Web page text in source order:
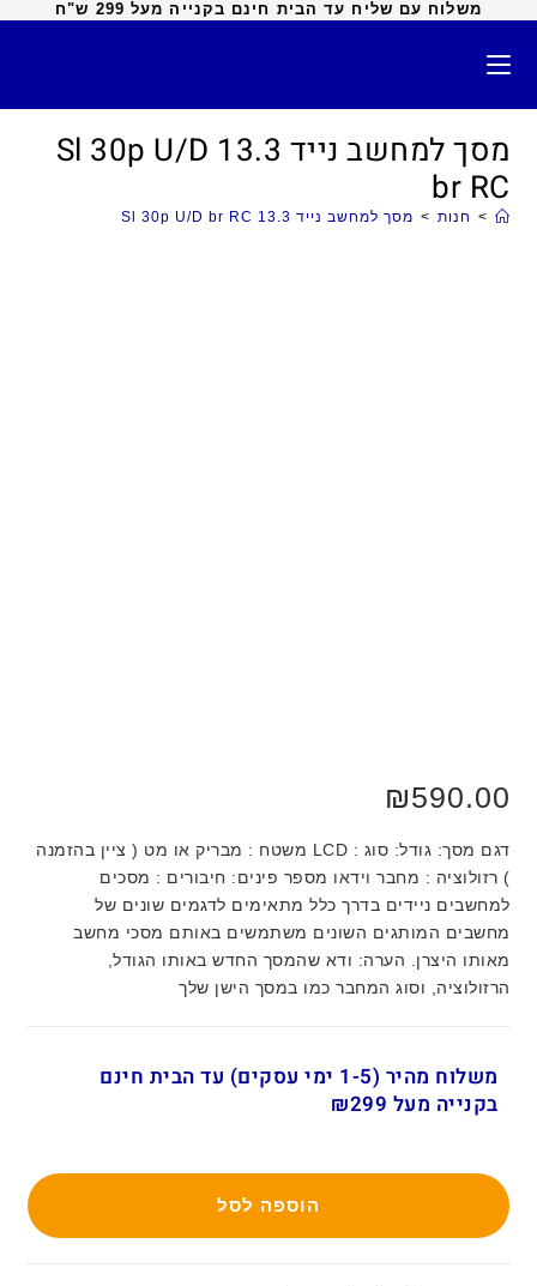
משלוח עם שליח עד הבית חינם בקנייה מעל 299 ש"ח
מסך למחשב נייד 13.3 Sl 30p U/D
br RC
> חנות > מסך למחשב נייד 13.3 Sl 30p U/D br RC
₪590.00
דגם מסך: גודל: סוג : LCD משטח : מבריק או מט ( ציין בהזמנה
) רזולוציה : מחבר וידאו מספר פינים: חיבורים : מסכים
למחשבים ניידים בדרך כלל מתאימים לדגמים שונים של
מחשבים המותגים השונים משתמשים באותם מסכי מחשב
מאותו היצרן. הערה: ודא שהמסך החדש באותו הגודל,
הרזולוציה, וסוג המחבר כמו במסך הישן שלך
משלוח מהיר (1-5 ימי עסקים) עד הבית חינם
בקנייה מעל ₪299
הוספה לסל